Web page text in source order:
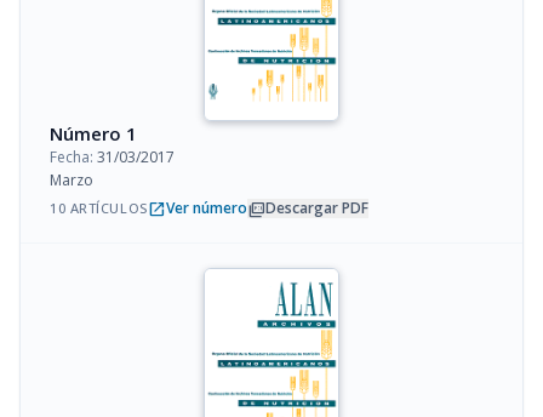
Número 1
Fecha: 31/03/2017
Marzo
10 ARTÍCULOSopen_in_newVer númeropicture_as_pdfDescargar PDF